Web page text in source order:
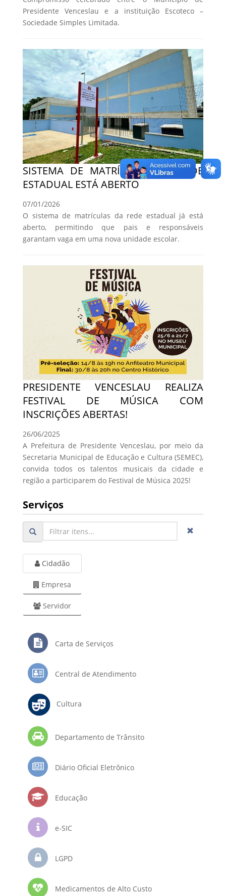
Presidente Venceslau e a instituição Escoteco –
Sociedade Simples Limitada.
SISTEMA DE MATRÍCULAS DA REDE
ESTADUAL ESTÁ ABERTO
07/01/2026
O sistema de matrículas da rede estadual já está
aberto, permitindo que pais e responsáveis
garantam vaga em uma nova unidade escolar.
PRESIDENTE VENCESLAU REALIZA
FESTIVAL DE MÚSICA COM
INSCRIÇÕES ABERTAS!
26/06/2025
A Prefeitura de Presidente Venceslau, por meio da
Secretaria Municipal de Educação e Cultura (SEMEC),
convida todos os talentos musicais da cidade e
região a participarem do Festival de Música 2025!
Serviços
Cidadão
Empresa
Servidor
Carta de Serviços
Central de Atendimento
Cultura
Departamento de Trânsito
Diário Oficial Eletrônico
Educação
e-SIC
LGPD
Medicamentos de Alto Custo